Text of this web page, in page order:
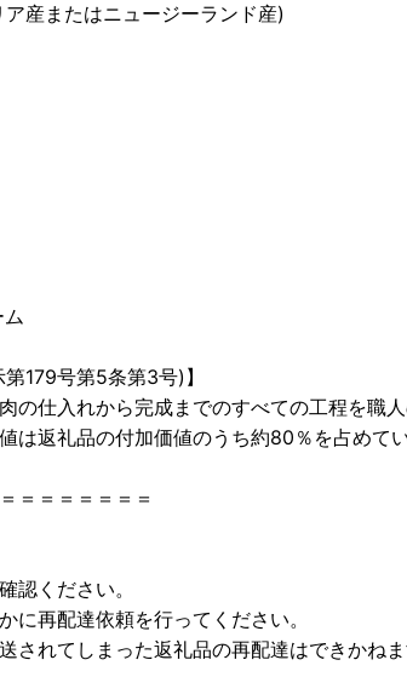
産またはニュージーランド産)
ム
179号第5条第3号)】
の仕入れから完成までのすべての工程を職
は返礼品の付加価値のうち約80％を占めて
＝＝＝＝＝＝＝
認ください。
に再配達依頼を行ってください。
されてしまった返礼品の再配達はできかねま